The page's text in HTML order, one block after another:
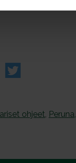
ohjeet,